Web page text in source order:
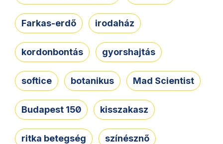
Farkas-erdő irodaház
kordonbontás gyorshajtás
softice botanikus Mad Scientist
Budapest 150 kisszakasz
ritka betegség színésznő